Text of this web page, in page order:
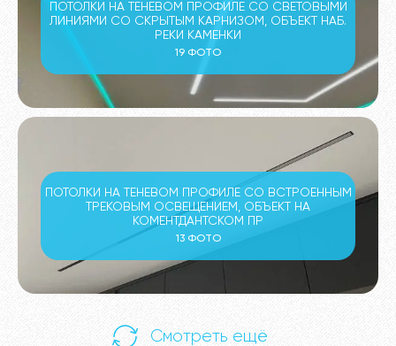
ПОТОЛКИ НА ТЕНЕВОМ ПРОФИЛЕ СО СВЕТОВЫМИ
ЛИНИЯМИ СО СКРЫТЫМ КАРНИЗОМ, ОБЪЕКТ НАБ.
РЕКИ КАМЕНКИ
19 ФОТО
ПОТОЛКИ НА ТЕНЕВОМ ПРОФИЛЕ СО ВСТРОЕННЫМ
ТРЕКОВЫМ ОСВЕЩЕНИЕМ, ОБЪЕКТ НА
КОМЕНТДАНТСКОМ ПР
13 ФОТО
Смотреть ещё